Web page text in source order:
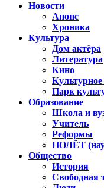
Новости
Анонс
Хроника
Культура
Дом актёра
Литература
Кино
Культурное
Парк
Образование
Школа и
Учитель
Реформы
ПОЛЁТ
Общество
История
Свободная